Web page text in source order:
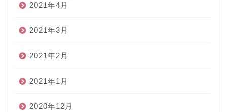
2021年4月
2021年3月
2021年2月
2021年1月
2020年12月